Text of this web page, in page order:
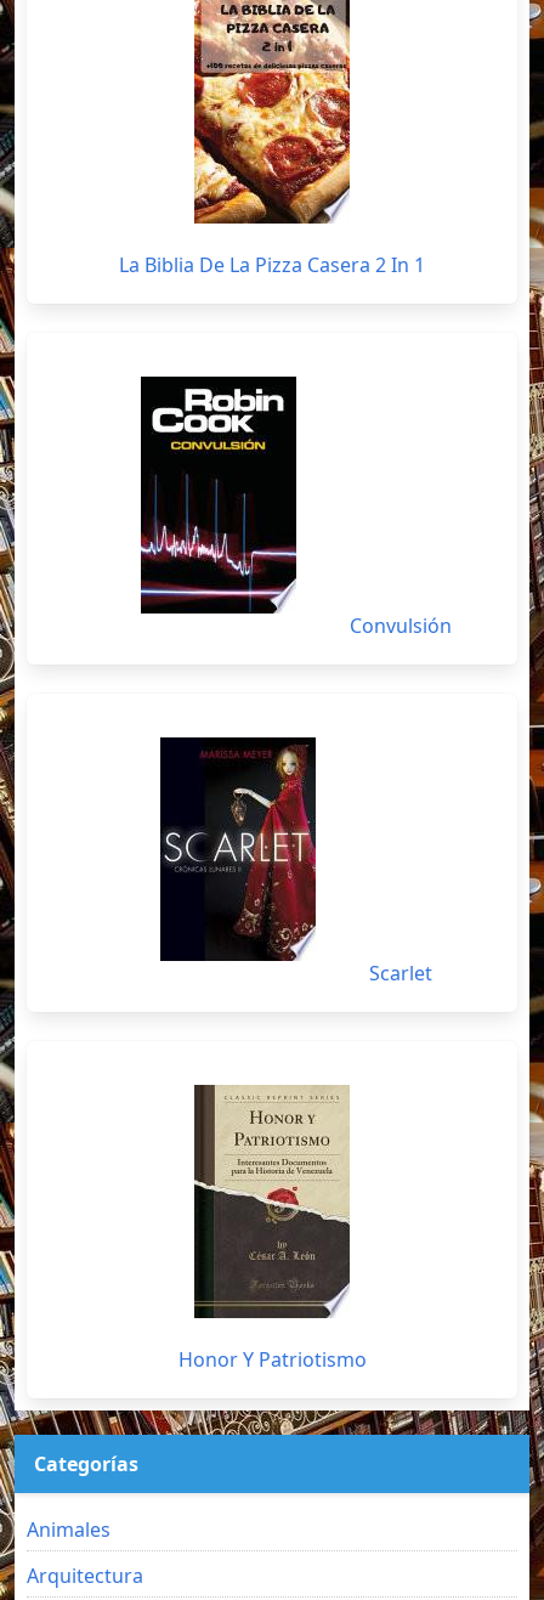
La Biblia De La Pizza Casera 2 In 1
Convulsión
Scarlet
Honor Y Patriotismo
Categorías
Animales
Arquitectura